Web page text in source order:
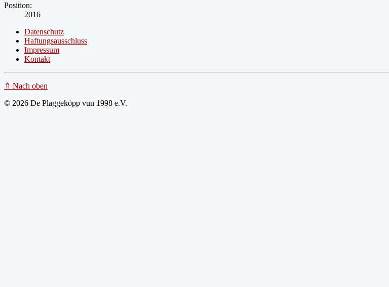
Position:
2016
Datenschutz
Haftungsausschluss
Impressum
Kontakt
⇑ Nach oben
© 2026 De Plaggeköpp vun 1998 e.V.